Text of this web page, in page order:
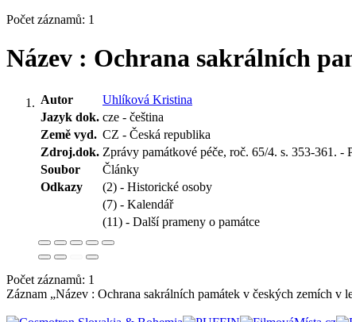
Počet záznamů: 1
Název : Ochrana sakrálních
Autor
Uhlíková Kristina
Jazyk dok. cze - čeština
Země vyd. CZ - Česká republika
Zdroj.dok. Zprávy památkové péče, roč. 65/4. s. 353-361. -
Soubor
Články
Odkazy
(2) - Historické osoby
(7) - Kalendář
(11) - Další prameny o památce
Počet záznamů: 1
Záznam „Název : Ochrana sakrálních památek v českých zemích v